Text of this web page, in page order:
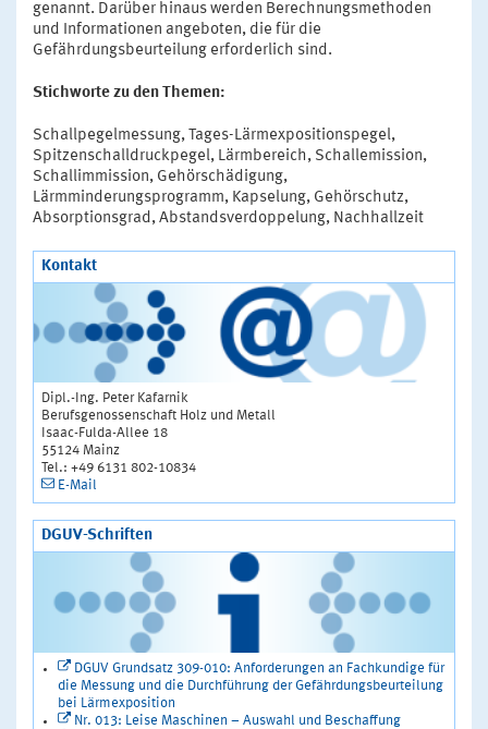
genannt. Darüber hinaus werden Berechnungsmethoden
und Informationen angeboten, die für die
Gefährdungsbeurteilung erforderlich sind.
Stichworte zu den Themen:
Schallpegelmessung, Tages-Lärmexpositionspegel,
Spitzenschalldruckpegel, Lärmbereich, Schallemission,
Schallimmission, Gehörschädigung,
Lärmminderungsprogramm, Kapselung, Gehörschutz,
Absorptionsgrad, Abstandsverdoppelung, Nachhallzeit
Kontakt
Dipl.-Ing. Peter Kafarnik
Berufsgenossenschaft Holz und Metall
Isaac-Fulda-Allee 18
55124 Mainz
Tel.: +49 6131 802-10834
E-Mail
DGUV-Schriften
DGUV Grundsatz 309-010: Anforderungen an Fachkundige für
die Messung und die Durchführung der Gefährdungsbeurteilung
bei Lärmexposition
Nr. 013: Leise Maschinen – Auswahl und Beschaffung